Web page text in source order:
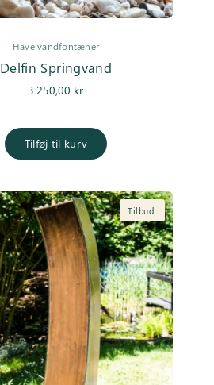
Have vandfontæner
Delfin Springvand
3.250,00 kr.
Tilføj til kurv
Tilbud!